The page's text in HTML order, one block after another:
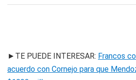
►TE PUEDE INTERESAR: Francos
acuerdo con Cornejo para que